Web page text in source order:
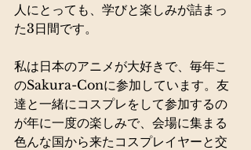
人にとっても、学びと楽しみが詰まっ
た3日間です。
私は日本のアニメが大好きで、毎年こ
のSakura-Conに参加しています。友
達と一緒にコスプレをして参加するの
が年に一度の楽しみで、会場に集まる
色んな国から来たコスプレイヤーと交